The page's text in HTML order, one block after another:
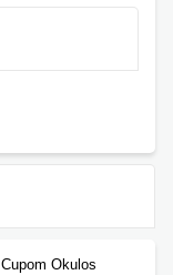
Cupom Okulos